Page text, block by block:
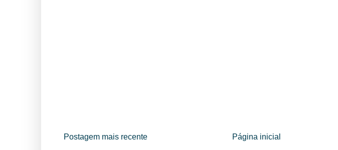
Postagem mais recente Página inicial